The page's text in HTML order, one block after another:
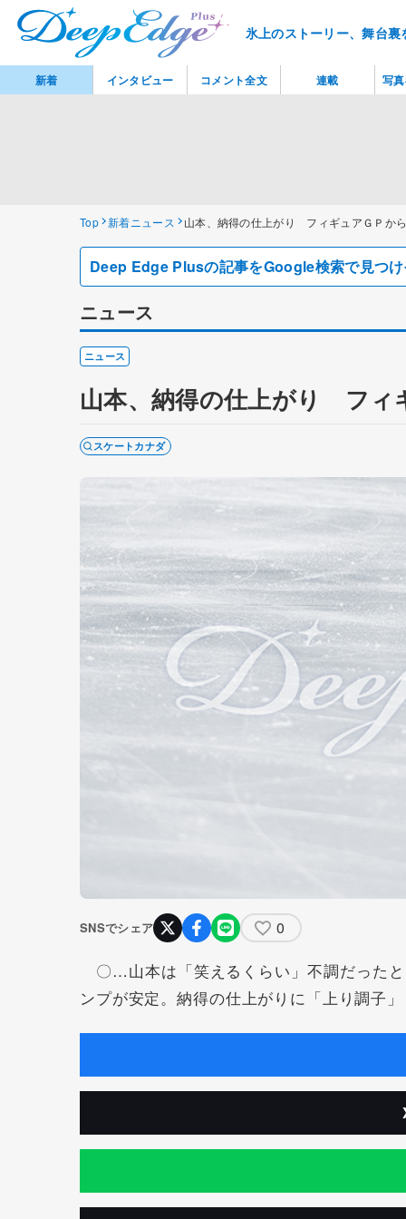
氷上のストーリー、舞台
Top 新着ニュース 山本、納得の仕上がり フィギュアＧＰか
Deep Edge Plusの記事をGoogle検索で見つ
ニュース
ニュース
山本、納得の仕上がり フィ
スケートカナダ
SNSでシェア 0
〇…山本は「笑えるくらい」不調だった
ンプが安定。納得の仕上がりに「上り調子
新着 インタビュー コメント全文 連載 写